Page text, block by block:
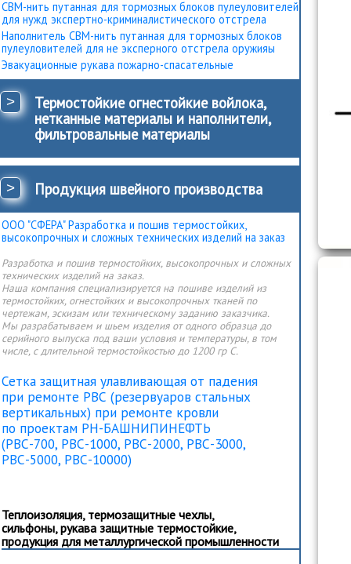
СВМ-нить путанная для тормозных блоков пулеуловителей
для нужд экспертно-криминалистического отстрела
Наполнитель СВМ-нить путанная для тормозных блоков
пулеуловителей для не эксперного отстрела оружияы
Эвакуационные рукава пожарно-спасательные
>
Термостойкие огнестойкие войлока,
нетканные материалы и наполнители,
фильтровальные материалы
> Продукция швейного производства
ООО "СФЕРА" Разработка и пошив термостойких,
высокопрочных и сложных технических изделий на заказ
Разработка и пошив термостойких, высокопрочных и сложных
технических изделий на заказ.
Наша компания специализируется на пошиве изделий из
термостойких, огнестойких и высокопрочных тканей по
чертежам, эскизам или техническому заданию заказчика.
Мы разрабатываем и шьем изделия от одного образца до
серийного выпуска под ваши условия и температуры, в том
числе, c длительной термостойкостью до 1200 гр С.
Сетка защитная улавливающая от падения
при ремонте РВС (резервуаров стальных
вертикальных) при ремонте кровли
по проектам РН-БАШНИПИНЕФТЬ
(РВС-700, РВС-1000, РВС-2000, РВС-3000,
РВС-5000, РВС-10000)
Теплоизоляция, термозащитные чехлы,
сильфоны, рукава защитные термостойкие,
продукция для металлургической промышленности